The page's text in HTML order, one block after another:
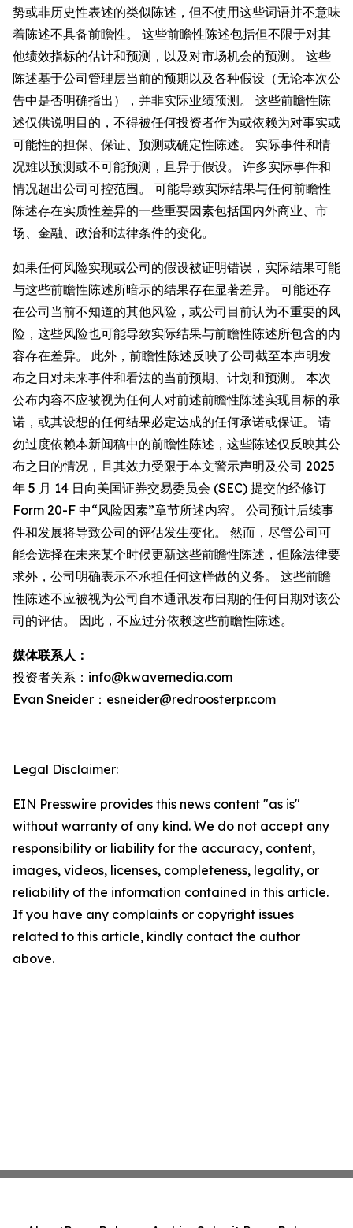
势或非历史性表述的类似陈述，但不使用这些词语并不意味
着陈述不具备前瞻性。 这些前瞻性陈述包括但不限于对其
他绩效指标的估计和预测，以及对市场机会的预测。 这些
陈述基于公司管理层当前的预期以及各种假设（无论本次公
告中是否明确指出），并非实际业绩预测。 这些前瞻性陈
述仅供说明目的，不得被任何投资者作为或依赖为对事实或
可能性的担保、保证、预测或确定性陈述。 实际事件和情
况难以预测或不可能预测，且异于假设。 许多实际事件和
情况超出公司可控范围。 可能导致实际结果与任何前瞻性
陈述存在实质性差异的一些重要因素包括国内外商业、市
场、金融、政治和法律条件的变化。
如果任何风险实现或公司的假设被证明错误，实际结果可能
与这些前瞻性陈述所暗示的结果存在显著差异。 可能还存
在公司当前不知道的其他风险，或公司目前认为不重要的风
险，这些风险也可能导致实际结果与前瞻性陈述所包含的内
容存在差异。 此外，前瞻性陈述反映了公司截至本声明发
布之日对未来事件和看法的当前预期、计划和预测。 本次
公布内容不应被视为任何人对前述前瞻性陈述实现目标的承
诺，或其设想的任何结果必定达成的任何承诺或保证。 请
勿过度依赖本新闻稿中的前瞻性陈述，这些陈述仅反映其公
布之日的情况，且其效力受限于本文警示声明及公司 2025
年 5 月 14 日向美国证券交易委员会 (SEC) 提交的经修订
Form 20-F 中“风险因素”章节所述内容。 公司预计后续事
件和发展将导致公司的评估发生变化。 然而，尽管公司可
能会选择在未来某个时候更新这些前瞻性陈述，但除法律要
求外，公司明确表示不承担任何这样做的义务。 这些前瞻
性陈述不应被视为公司自本通讯发布日期的任何日期对该公
司的评估。 因此，不应过分依赖这些前瞻性陈述。
媒体联系人：
投资者关系：info@kwavemedia.com
Evan Sneider：esneider@redroosterpr.com
Legal Disclaimer:
EIN Presswire provides this news content "as is"
without warranty of any kind. We do not accept any
responsibility or liability for the accuracy, content,
images, videos, licenses, completeness, legality, or
reliability of the information contained in this article.
If you have any complaints or copyright issues
related to this article, kindly contact the author
above.